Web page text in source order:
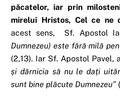
păcatelor, iar prin
mirelui Hristos, Cel ce ne
acest sens, Sf. Apostol
Dumnezeu) este fără milă
(2,13). Iar Sf. Apostol Pavel,
și dărnicia să nu le dați
sunt bine plăcute Dumnezeu”